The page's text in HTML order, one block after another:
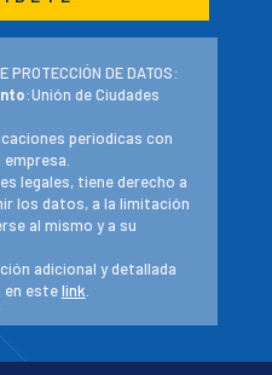
PROTECCIÓN DE DATOS:
:Unión de Ciudades
periodicas con
legales, tiene derecho a
los datos, a la limitación
al mismo y a su
adicional y detallada
en estelink